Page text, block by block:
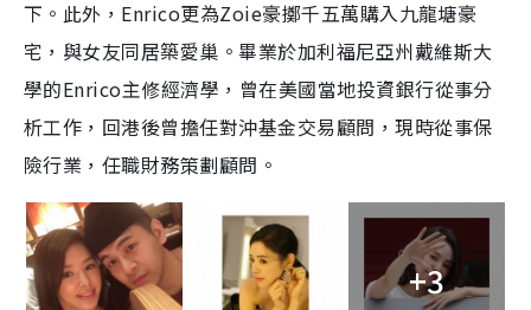
下。此外，Enrico更為Zoie豪擲千五萬購入九龍塘豪
宅，與女友同居築愛巢。畢業於加利福尼亞州戴維斯大
學的Enrico主修經濟學，曾在美國當地投資銀行從事分
析工作，回港後曾擔任對沖基金交易顧問，現時從事保
險行業，任職財務策劃顧問。
+3